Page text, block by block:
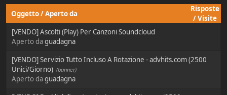
Oggetto/Aperto da
Risposte
/Visite
[VENDO] Ascolti (Play) Per Canzoni Soundcloud
Aperto daguadagna
[VENDO] Servizio Tutto Incluso A Rotazione - advhits.com (2500
Unici/Giorno) (banner)
Aperto daguadagna